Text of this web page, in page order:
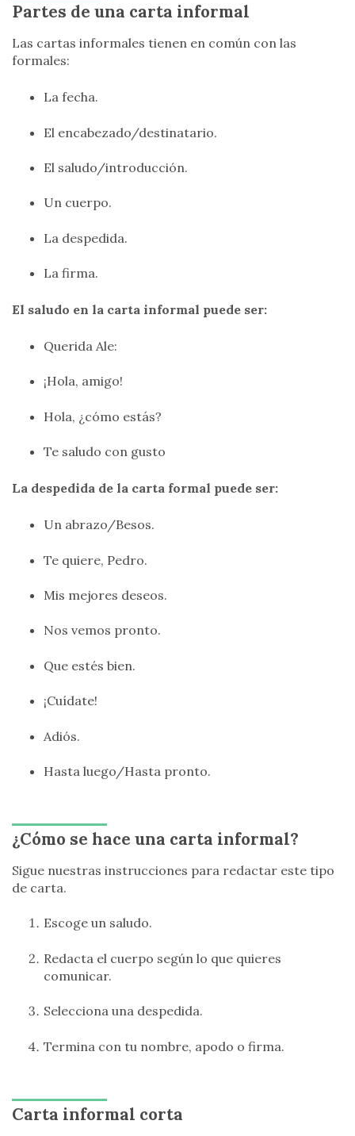
Partes de una carta informal
Las cartas informales tienen en común con las
formales:
La fecha.
El encabezado/destinatario.
El saludo/introducción.
Un cuerpo.
La despedida.
La firma.
El saludo en la carta informal puede ser:
Querida Ale:
¡Hola, amigo!
Hola, ¿cómo estás?
Te saludo con gusto
La despedida de la carta formal puede ser:
Un abrazo/Besos.
Te quiere, Pedro.
Mis mejores deseos.
Nos vemos pronto.
Que estés bien.
¡Cuídate!
Adiós.
Hasta luego/Hasta pronto.
¿Cómo se hace una carta informal?
Sigue nuestras instrucciones para redactar este tipo
de carta.
Escoge un saludo.
Redacta el cuerpo según lo que quieres
comunicar.
Selecciona una despedida.
Termina con tu nombre, apodo o firma.
Carta informal corta